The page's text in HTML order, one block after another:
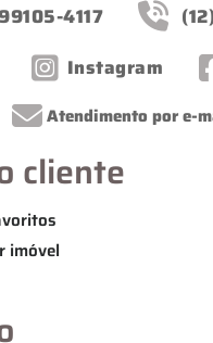
4117
Instagram
Atendimento por e-
cliente
imóvel